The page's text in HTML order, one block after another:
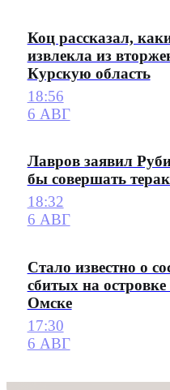
Коц рассказал,
извлекла из
Курскую область
18:56
6 АВГ
Лавров заявил
бы совершать
18:32
6 АВГ
Стало известно о
сбитых на островке
Омске
17:30
6 АВГ